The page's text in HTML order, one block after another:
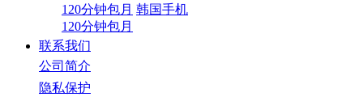
120分钟包月 韩国手机
120分钟包月
联系我们
公司简介
隐私保护